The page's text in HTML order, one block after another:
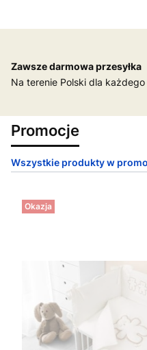
Zawsze darmowa przesyłka
Na terenie Polski dla
Promocje
Wszystkie produkty w
Okazja